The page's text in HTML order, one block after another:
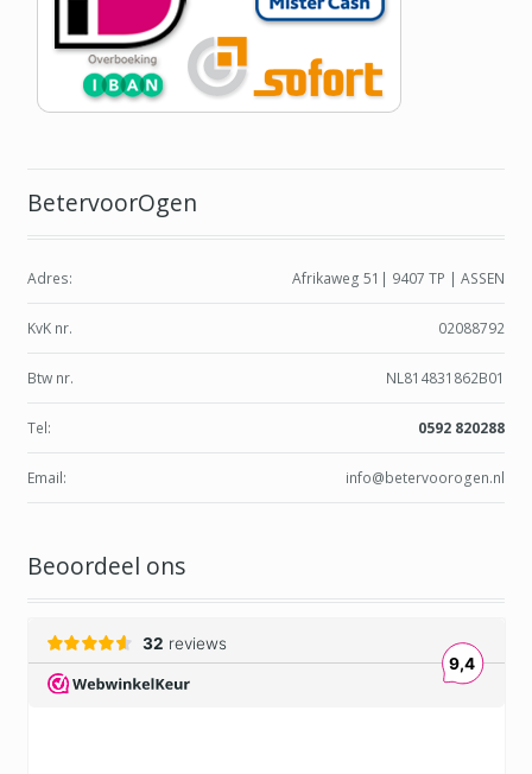
BetervoorOgen
Adres: Afrikaweg 51| 9407 TP | ASSEN
KvK nr. 02088792
Btw nr. NL814831862B01
Tel: 0592 820288
Email: info@betervoorogen.nl
Beoordeel ons